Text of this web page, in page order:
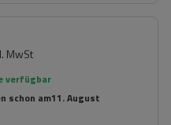
MwSt
verfügbar
schon am11. August